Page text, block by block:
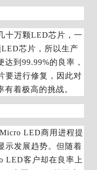
十万颗LED芯片， 一
LED芯片， 所以生产
达到 99.99%的良率，
要进行修复，因此对
着极高的挑战。
LED商用进程提
示发展趋势。但随着
LED客户却在良率上